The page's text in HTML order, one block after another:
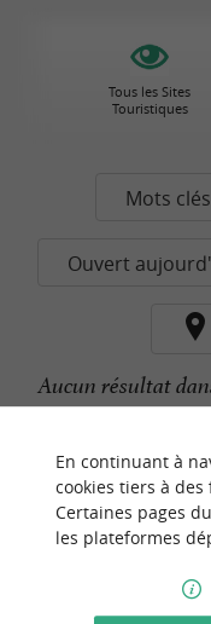
Tous les Sites
Touristiques
Mots
Ouvert
Aucun résultat
En continuant à
cookies tiers à des
Certaines pages
les plateformes